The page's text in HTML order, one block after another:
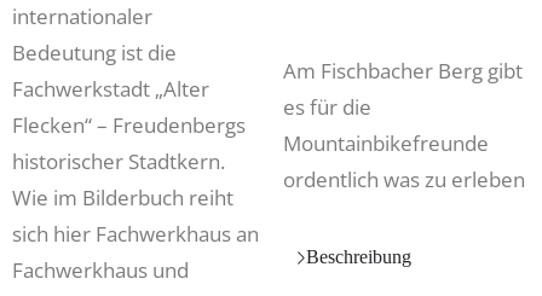
internationaler
Bedeutung ist die
Fachwerkstadt „Alter
Flecken“ – Freudenbergs
historischer Stadtkern.
Wie im Bilderbuch reiht
sich hier Fachwerkhaus an
Fachwerkhaus und
Am Fischbacher Berg gibt
es für die
Mountainbikefreunde
ordentlich was zu erleben
Beschreibung